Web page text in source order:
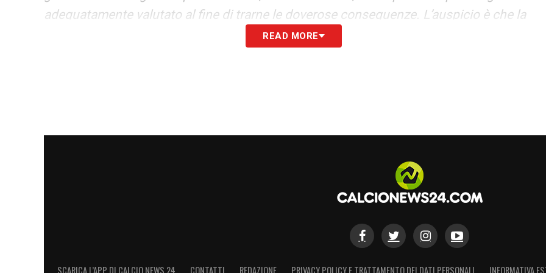
adeguatamente valutato al fine di trarne le doverose conseguenze. L’auspicio è che la
Lega possa, a questo punto, proseguire con diversa guida e con nuove visioni condivise,
READ MORE
SCARICA L’APP DI CALCIO NEWS 24 CONTATTI REDAZIONE PRIVACY POLICY E TRATTAMENTO DEI DATI PERSONALI INFORMATIVA